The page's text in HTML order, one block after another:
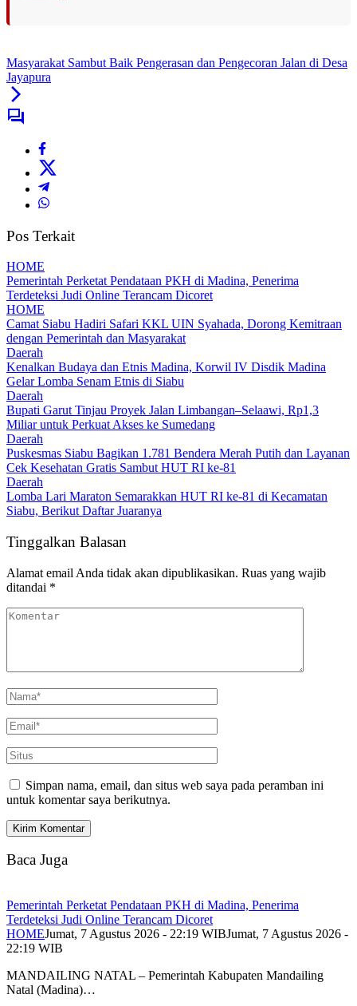
Masyarakat Sambut Baik Pengerasan dan Pengecoran Jalan di Desa
Jayapura
Pos Terkait
HOME
Pemerintah Perketat Pendataan PKH di Madina, Penerima
Terdeteksi Judi Online Terancam Dicoret
HOME
Camat Siabu Hadiri Safari KKL UIN Syahada, Dorong Kemitraan
dengan Pemerintah dan Masyarakat
Daerah
Kenalkan Budaya dan Etnis Madina, Korwil IV Disdik Madina
Gelar Lomba Senam Etnis di Siabu
Daerah
Bupati Garut Tinjau Proyek Jalan Limbangan–Selaawi, Rp1,3
Miliar untuk Perkuat Akses ke Sumedang
Daerah
Puskesmas Siabu Bagikan 1.781 Bendera Merah Putih dan Layanan
Cek Kesehatan Gratis Sambut HUT RI ke-81
Daerah
Lomba Lari Maraton Semarakkan HUT RI ke-81 di Kecamatan
Siabu, Berikut Daftar Juaranya
Tinggalkan Balasan
Alamat email Anda tidak akan dipublikasikan. Ruas yang wajib
ditandai *
Simpan nama, email, dan situs web saya pada peramban ini
untuk komentar saya berikutnya.
Baca Juga
Pemerintah Perketat Pendataan PKH di Madina, Penerima
Terdeteksi Judi Online Terancam Dicoret
HOMEJumat, 7 Agustus 2026 - 22:19 WIBJumat, 7 Agustus 2026 -
22:19 WIB
MANDAILING NATAL – Pemerintah Kabupaten Mandailing
Natal (Madina)…